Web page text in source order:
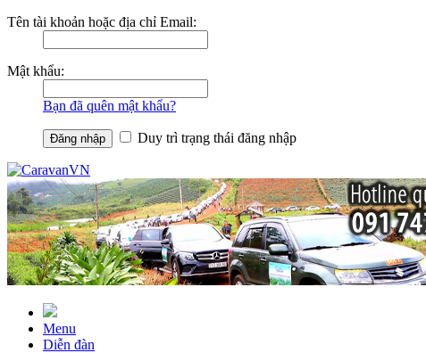
Tên tài khoản hoặc địa chỉ Email:
Mật khẩu:
Bạn đã quên mật khẩu?
Duy trì trạng thái đăng nhập
Menu
Diễn đàn